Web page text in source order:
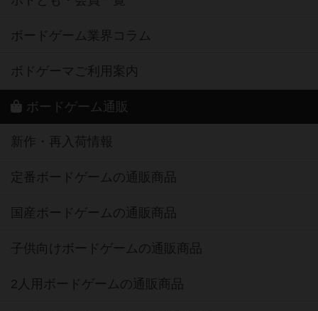
ボードゲーム業界コラム
ボドゲーマご利用案内
ボードゲーム通販
新作・再入荷情報
定番ボードゲームの通販商品
国産ボードゲームの通販商品
子供向けボードゲームの通販商品
2人用ボードゲームの通販商品